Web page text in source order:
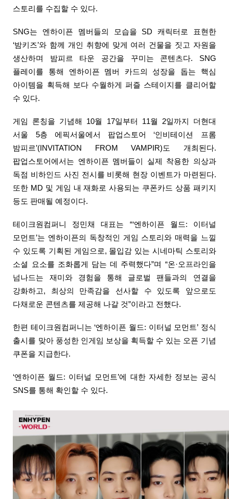
스토리를 수집할 수 있다.
SNG는 엔하이픈 멤버들의 모습을 SD 캐릭터로 표현한
‘밤키즈’와 함께 개인 취향에 맞게 여러 건물을 짓고 자원을
생산하며 밤피르 타운 공간을 꾸미는 콘텐츠다. SNG
플레이를 통해 엔하이픈 멤버 카드의 성장을 돕는 핵심
아이템을 획득해 보다 수월하게 퍼즐 스테이지를 클리어할
수 있다.
게임 론칭을 기념해 10월 17일부터 11월 2일까지 더현대
서울 5층 에픽서울에서 팝업스토어 ‘인비테이션 프롬
밤피르’(INVITATION FROM VAMPIR)도 개최된다.
팝업스토어에서는 엔하이픈 멤버들이 실제 착용한 의상과
독점 비하인드 사진 전시를 비롯해 현장 이벤트가 마련된다.
또한 MD 및 게임 내 재화로 사용되는 쿠폰카드 상품 패키지
등도 판매될 예정이다.
테이크원컴퍼니 정민채 대표는 “‘엔하이픈 월드: 이터널
모먼트’는 엔하이픈의 독창적인 게임 스토리와 매력을 느낄
수 있도록 기획된 게임으로, 몰입감 있는 시네마틱 스토리와
소셜 요소를 조화롭게 담는 데 주력했다”며 “온·오프라인을
넘나드는 재미와 경험을 통해 글로벌 팬들과의 연결을
강화하고, 최상의 만족감을 선사할 수 있도록 앞으로도
다채로운 콘텐츠를 제공해 나갈 것”이라고 전했다.
한편 테이크원컴퍼니는 ‘엔하이픈 월드: 이터널 모먼트’ 정식
출시를 맞아 풍성한 인게임 보상을 획득할 수 있는 오픈 기념
쿠폰을 지급한다.
‘엔하이픈 월드: 이터널 모먼트’에 대한 자세한 정보는 공식
SNS를 통해 확인할 수 있다.